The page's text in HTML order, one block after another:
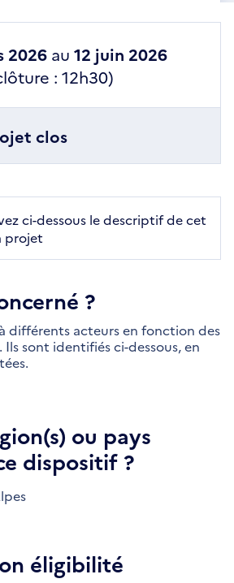
2026 au 12 juin 2026
: 12h30)
clos
ci-dessous le descriptif de cet
projet
?
différents acteurs en fonction des
Ils sont identifiés ci-dessous, en
ou pays
dispositif ?
éligibilité